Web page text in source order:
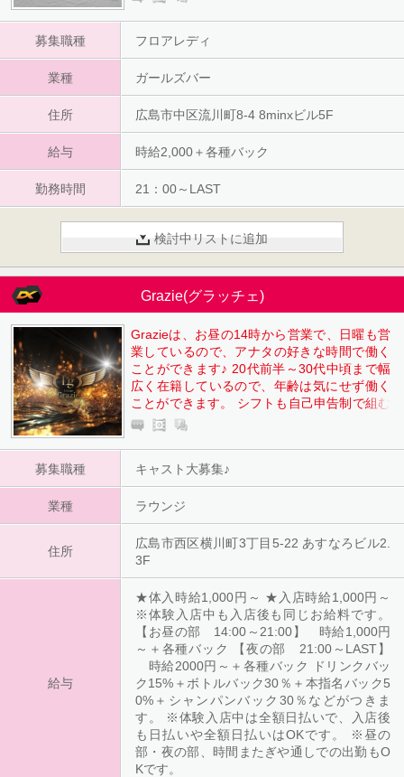
募お待ちしております！
募集職種
フロアレディ
業種 ガールズバー
住所 広島市中区流川町8-4 8minxビル5F
給与 時給2,000＋各種バック
勤務時間 21：00～LAST
検討中リストに追加
Grazie(グラッチェ)
Grazieは、お昼の14時から営業で、日曜も営
業しているので、アナタの好きな時間で働く
ことができます♪ 20代前半～30代中頃まで幅
広く在籍しているので、年齢は気にせず働く
ことができます。 シフトも自己申告制で組む
ことができるので終電で帰ることも可能で、
ールの方はマイカー通勤も可能で、駐車場代
もお店負担です。
募集職種 キャスト大募集♪
業種 ラウンジ
住所
広島市西区横川町3丁目5-22 あすなろビル2.
3F
給与
★体入時給1,000円～ ★入店時給1,000円～
※体験入店中も入店後も同じお給料です。
【お昼の部 14:00～21:00】 時給1,000円
～＋各種バック 【夜の部 21:00～LAST】
時給2000円～＋各種バック ドリンクバッ
ク15%＋ボトルバック30％＋本指名バック5
0%＋シャンパンバック30％などがつきま
す。 ※体験入店中は全額日払いで、入店後
も日払いや全額日払いはOKです。 ※昼の
部・夜の部、時間またぎや通しでの出勤もO
Kです。